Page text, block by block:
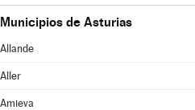
Municipios de Asturias
Allande
Aller
Amieva